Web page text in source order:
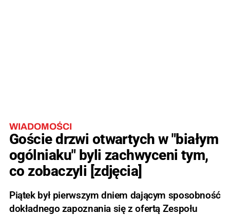
WIADOMOŚCI
Goście drzwi otwartych w "białym
ogólniaku" byli zachwyceni tym,
co zobaczyli [zdjęcia]
Piątek był pierwszym dniem dającym sposobność
dokładnego zapoznania się z ofertą Zespołu